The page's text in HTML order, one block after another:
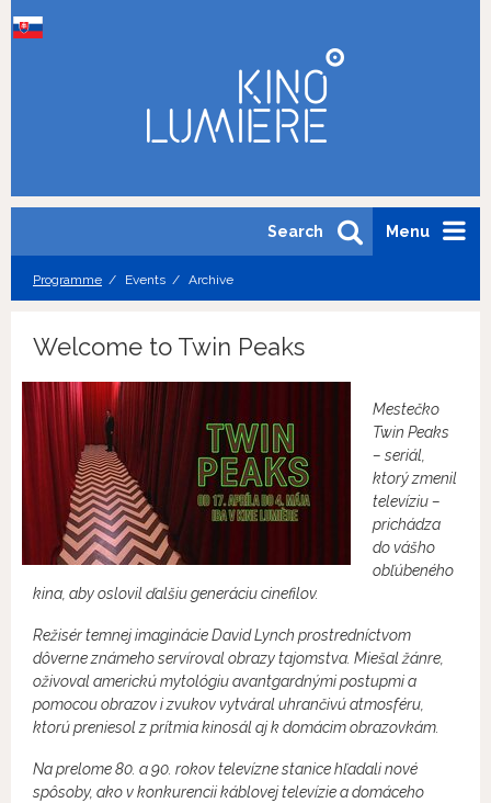
Menu
Search
Programme Events Archive
Welcome to Twin Peaks
Mestečko
Twin Peaks
– seriál,
ktorý zmenil
televíziu –
prichádza
do vášho
obľúbeného
kina, aby oslovil ďalšiu generáciu cinefilov.
Režisér temnej imaginácie David Lynch prostredníctvom
dôverne známeho servíroval obrazy tajomstva. Miešal žánre,
oživoval americkú mytológiu avantgardnými postupmi a
pomocou obrazov i zvukov vytváral uhrančivú atmosféru,
ktorú preniesol z prítmia kinosál aj k domácim obrazovkám.
Na prelome 80. a 90. rokov televízne stanice hľadali nové
spôsoby, ako v konkurencii káblovej televízie a domáceho